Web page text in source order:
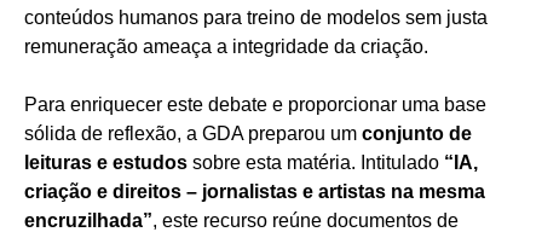
conteúdos humanos para treino de modelos sem justa
remuneração ameaça a integridade da criação.
Para enriquecer este debate e proporcionar uma base
sólida de reflexão, a GDA preparou um conjunto de
leituras e estudos sobre esta matéria. Intitulado “IA,
criação e direitos – jornalistas e artistas na mesma
encruzilhada”, este recurso reúne documentos de